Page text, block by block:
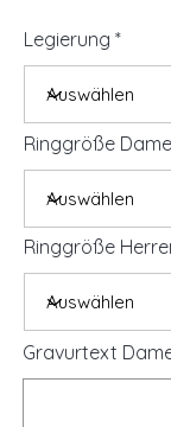
Legierung
Ringgröße
Ringgröße
Gravurtext